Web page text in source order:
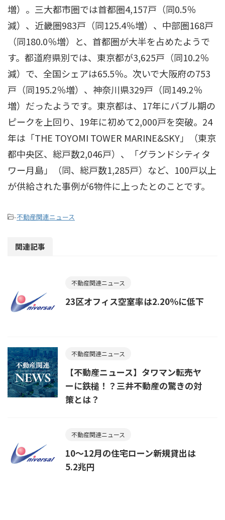
増）。三大都市圏では首都圏4,157戸（同0.5％
減）、近畿圏983戸（同125.4％増）、中部圏168戸
（同180.0％増）と、首都圏が大半を占めたようで
す。都道府県別では、東京都が3,625戸（同10.2％
減）で、全国シェアは65.5％。次いで大阪府の753
戸（同195.2％増）、神奈川県329戸（同149.2％
増）だったようです。東京都は、17年にバブル期の
ピークを上回り、19年に初めて2,000戸を突破。24
年は「THE TOYOMI TOWER MARINE&SKY」（東京
都中央区、総戸数2,046戸）、「グランドシティタ
ワー月島」（同、総戸数1,285戸）など、100戸以上
が供給された事例が6物件に上ったとのことです。
-不動産関連ニュース
関連記事
不動産関連ニュース
23区オフィス空室率は2.20％に低下
不動産関連ニュース
【不動産ニュース】タワマン転売ヤ
ーに鉄槌！？三井不動産の驚きの対
策とは？
不動産関連ニュース
10～12月の住宅ローン新規貸出は
5.2兆円